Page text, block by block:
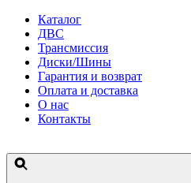
Каталог
ДВС
Трансмиссия
Диски/Шины
Гарантия и возврат
Оплата и доставка
О нас
Контакты